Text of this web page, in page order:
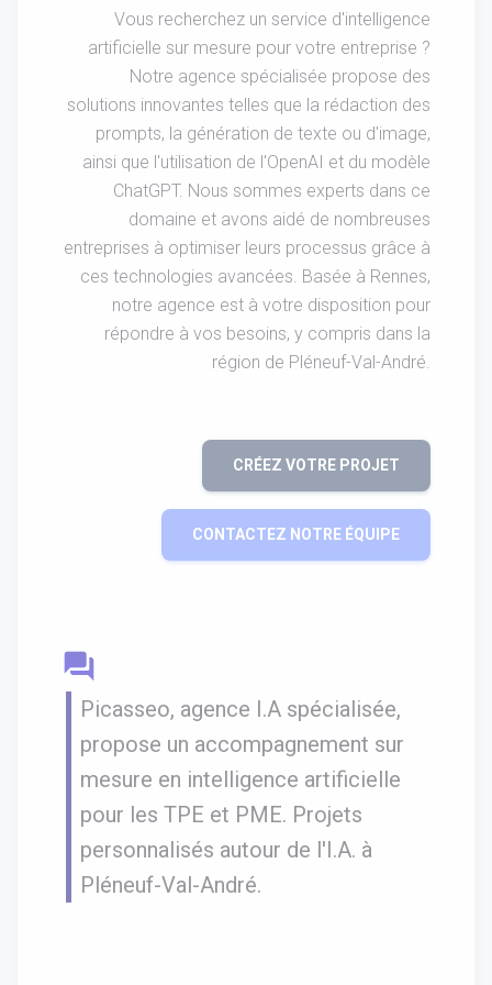
Vous recherchez un service d'intelligence
artificielle sur mesure pour votre entreprise ?
Notre agence spécialisée propose des
solutions innovantes telles que la rédaction des
prompts, la génération de texte ou d'image,
ainsi que l'utilisation de l'OpenAI et du modèle
ChatGPT. Nous sommes experts dans ce
domaine et avons aidé de nombreuses
entreprises à optimiser leurs processus grâce à
ces technologies avancées. Basée à Rennes,
notre agence est à votre disposition pour
répondre à vos besoins, y compris dans la
région de Pléneuf-Val-André.
CRÉEZ VOTRE PROJET
CONTACTEZ NOTRE ÉQUIPE
question_answer
Picasseo, agence I.A spécialisée,
propose un accompagnement sur
mesure en intelligence artificielle
pour les TPE et PME. Projets
personnalisés autour de l'I.A. à
Pléneuf-Val-André.